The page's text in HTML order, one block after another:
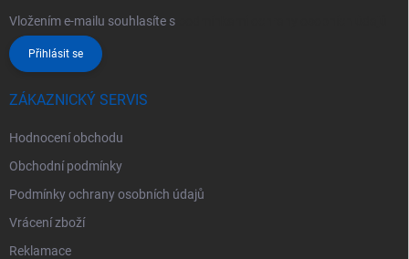
Vložením e-mailu souhlasíte s
Přihlásit se
ZÁKAZNICKÝ SERVIS
Hodnocení obchodu
Obchodní podmínky
Podmínky ochrany osobních údajů
Vrácení zboží
Reklamace